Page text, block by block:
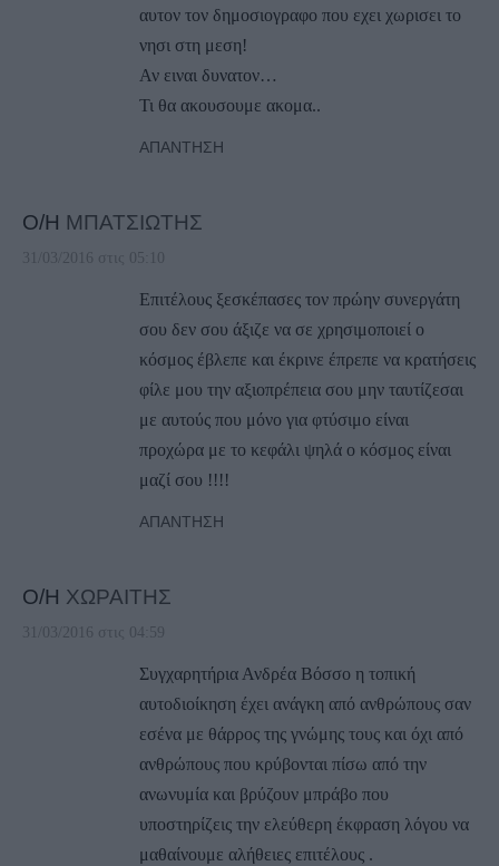
αυτον τον δημοσιογραφο που εχει χωρισει το
νησι στη μεση!
Αν ειναι δυνατον…
Τι θα ακουσουμε ακομα..
ΑΠΆΝΤΗΣΗ
Ο/Η ΜΠΑΤΣΙΩΤΗΣ
31/03/2016 στις 05:10
Επιτέλους ξεσκέπασες τον πρώην συνεργάτη
σου δεν σου άξιζε να σε χρησιμοποιεί ο
κόσμος έβλεπε και έκρινε έπρεπε να κρατήσεις
φίλε μου την αξιοπρέπεια σου μην ταυτίζεσαι
με αυτούς που μόνο για φτύσιμο είναι
προχώρα με το κεφάλι ψηλά ο κόσμος είναι
μαζί σου !!!!
ΑΠΆΝΤΗΣΗ
Ο/Η ΧΩΡΑΙΤΗΣ
31/03/2016 στις 04:59
Συγχαρητήρια Ανδρέα Βόσσο η τοπική
αυτοδιοίκηση έχει ανάγκη από ανθρώπους σαν
εσένα με θάρρος της γνώμης τους και όχι από
ανθρώπους που κρύβονται πίσω από την
ανωνυμία και βρύζουν μπράβο που
υποστηρίζεις την ελεύθερη έκφραση λόγου να
μαθαίνουμε αλήθειες επιτέλους .